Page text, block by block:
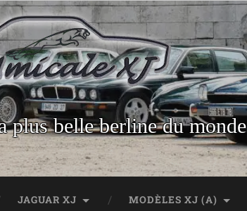
plus belle berline du monde
JAGUAR XJ MODÈLES XJ (A)